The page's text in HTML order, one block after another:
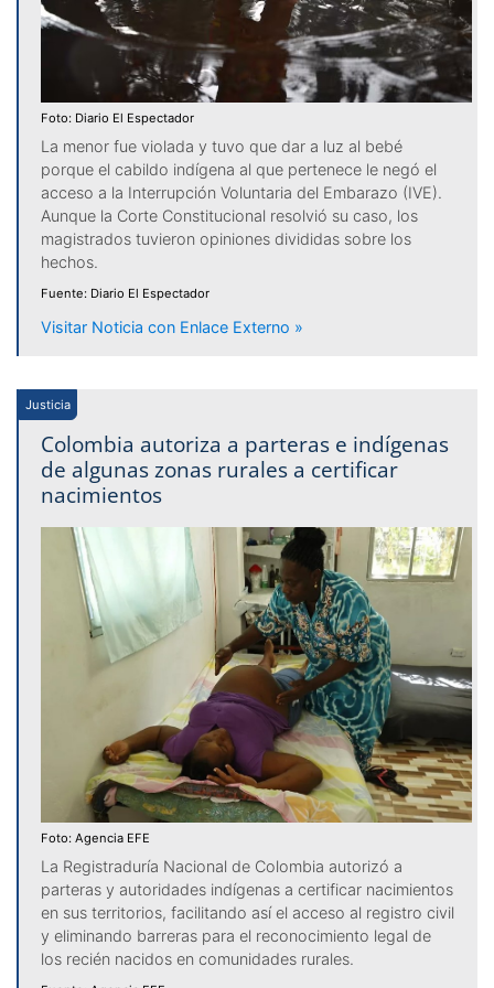
Foto: Diario El Espectador
La menor fue violada y tuvo que dar a luz al bebé
porque el cabildo indígena al que pertenece le negó el
acceso a la Interrupción Voluntaria del Embarazo (IVE).
Aunque la Corte Constitucional resolvió su caso, los
magistrados tuvieron opiniones divididas sobre los
hechos.
Fuente: Diario El Espectador
Visitar Noticia con Enlace Externo »
Justicia
Colombia autoriza a parteras e indígenas
de algunas zonas rurales a certificar
nacimientos
Foto: Agencia EFE
La Registraduría Nacional de Colombia autorizó a
parteras y autoridades indígenas a certificar nacimientos
en sus territorios, facilitando así el acceso al registro civil
y eliminando barreras para el reconocimiento legal de
los recién nacidos en comunidades rurales.